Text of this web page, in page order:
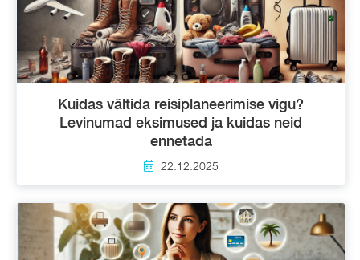
Kuidas vältida reisiplaneerimise vigu?
Levinumad eksimused ja kuidas neid
ennetada
22.12.2025